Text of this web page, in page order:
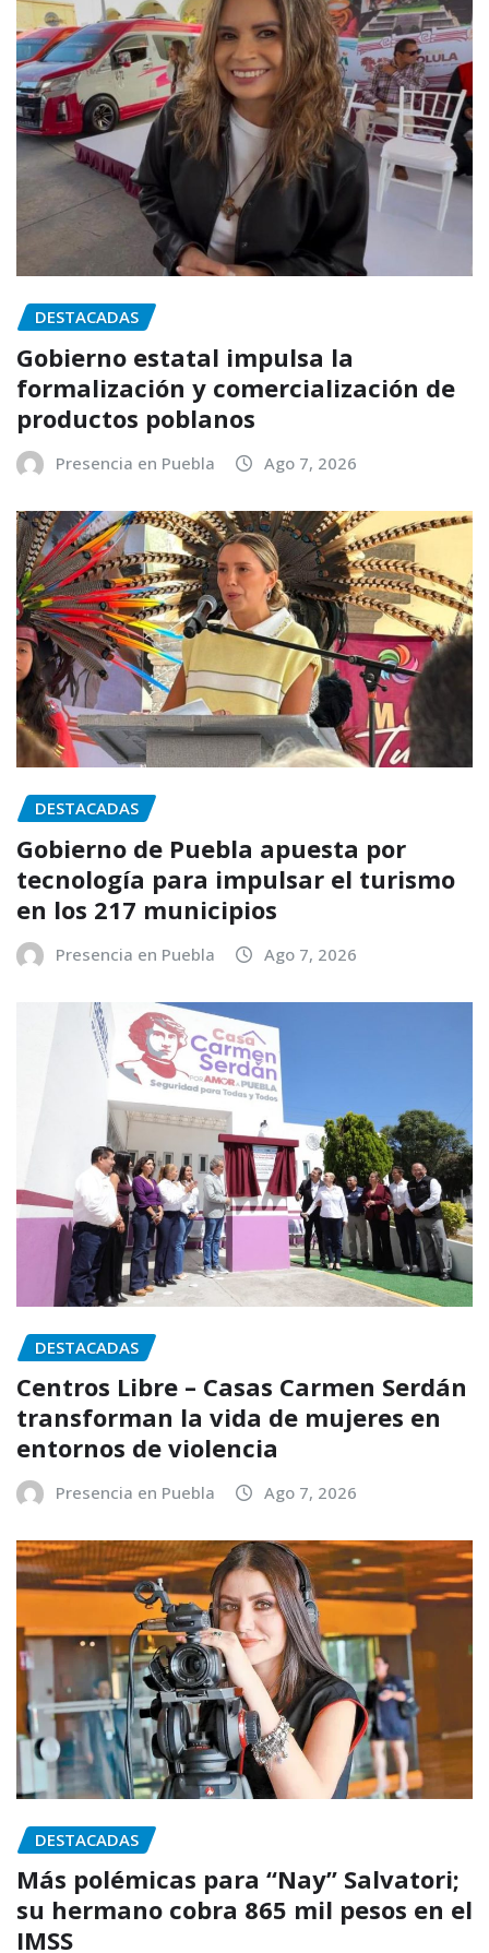
DESTACADAS
Gobierno estatal impulsa la
formalización y comercialización de
productos poblanos
Presencia en Puebla Ago 7, 2026
DESTACADAS
Gobierno de Puebla apuesta por
tecnología para impulsar el turismo
en los 217 municipios
Presencia en Puebla Ago 7, 2026
DESTACADAS
Centros Libre – Casas Carmen Serdán
transforman la vida de mujeres en
entornos de violencia
Presencia en Puebla Ago 7, 2026
DESTACADAS
Más polémicas para “Nay” Salvatori;
su hermano cobra 865 mil pesos en el
IMSS